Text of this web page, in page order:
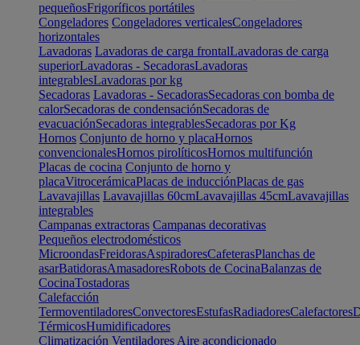
pequeñosFrigoríficos portátiles
Congeladores Congeladores verticalesCongeladores
horizontales
Lavadoras Lavadoras de carga frontalLavadoras de carga
superiorLavadoras - SecadorasLavadoras
integrablesLavadoras por kg
Secadoras Lavadoras - SecadorasSecadoras con bomba de
calorSecadoras de condensaciónSecadoras de
evacuaciónSecadoras integrablesSecadoras por Kg
Hornos Conjunto de horno y placaHornos
convencionalesHornos pirolíticosHornos multifunción
Placas de cocina Conjunto de horno y
placaVitrocerámicaPlacas de inducciónPlacas de gas
Lavavajillas Lavavajillas 60cmLavavajillas 45cmLavavajillas
integrables
Campanas extractoras Campanas decorativas
Pequeños electrodomésticos
MicroondasFreidorasAspiradoresCafeterasPlanchas de
asarBatidorasAmasadoresRobots de CocinaBalanzas de
CocinaTostadoras
Calefacción
TermoventiladoresConvectoresEstufasRadiadoresCalefactores
TérmicosHumidificadores
Climatización Ventiladores Aire acondicionado